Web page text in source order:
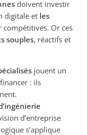
doivent investir
digitale et les
compétitives. Or ces
souples, réactifs et
jouent un
: ils
d’entreprise
s’applique